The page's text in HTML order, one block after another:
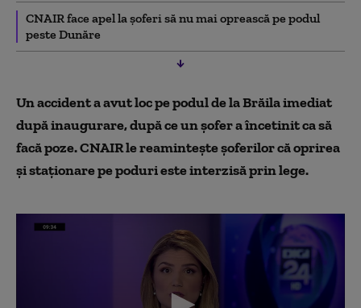
CNAIR face apel la şoferi să nu mai oprească pe podul
peste Dunăre
Un accident a avut loc pe podul de la Brăila imediat
după inaugurare, după ce un șofer a încetinit ca să
facă poze. CNAIR le reamintește șoferilor că oprirea
şi staţionare pe poduri este interzisă prin lege.